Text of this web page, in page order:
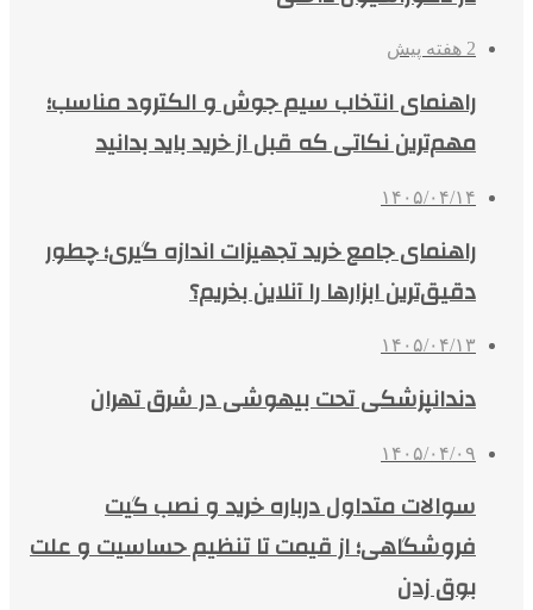
2 هفته پیش
راهنمای انتخاب سیم جوش و الکترود مناسب؛
مهم‌ترین نکاتی که قبل از خرید باید بدانید
۱۴۰۵/۰۴/۱۴
راهنمای جامع خرید تجهیزات اندازه گیری؛ چطور
دقیق‌ترین ابزارها را آنلاین بخریم؟
۱۴۰۵/۰۴/۱۳
دندانپزشکی تحت بیهوشی در شرق تهران
۱۴۰۵/۰۴/۰۹
سوالات متداول درباره خرید و نصب گیت
فروشگاهی؛ از قیمت تا تنظیم حساسیت و علت
بوق زدن